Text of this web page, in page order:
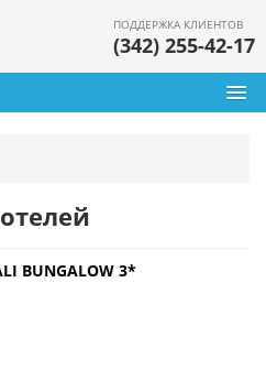
ПОДДЕРЖКА КЛИЕНТОВ
(342) 255-42-17
BUNGALOW 3*